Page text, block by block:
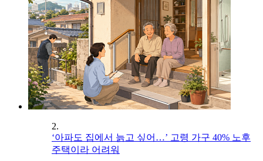
2.
‘아파도 집에서 늙고 싶어…’ 고령 가구 40% 노후
주택이라 어려워